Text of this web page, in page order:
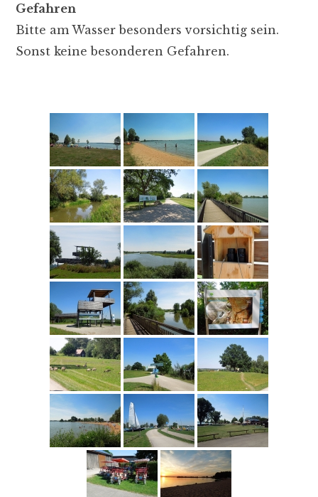
Gefahren
Bitte am Wasser besonders vorsichtig sein.
Sonst keine besonderen Gefahren.